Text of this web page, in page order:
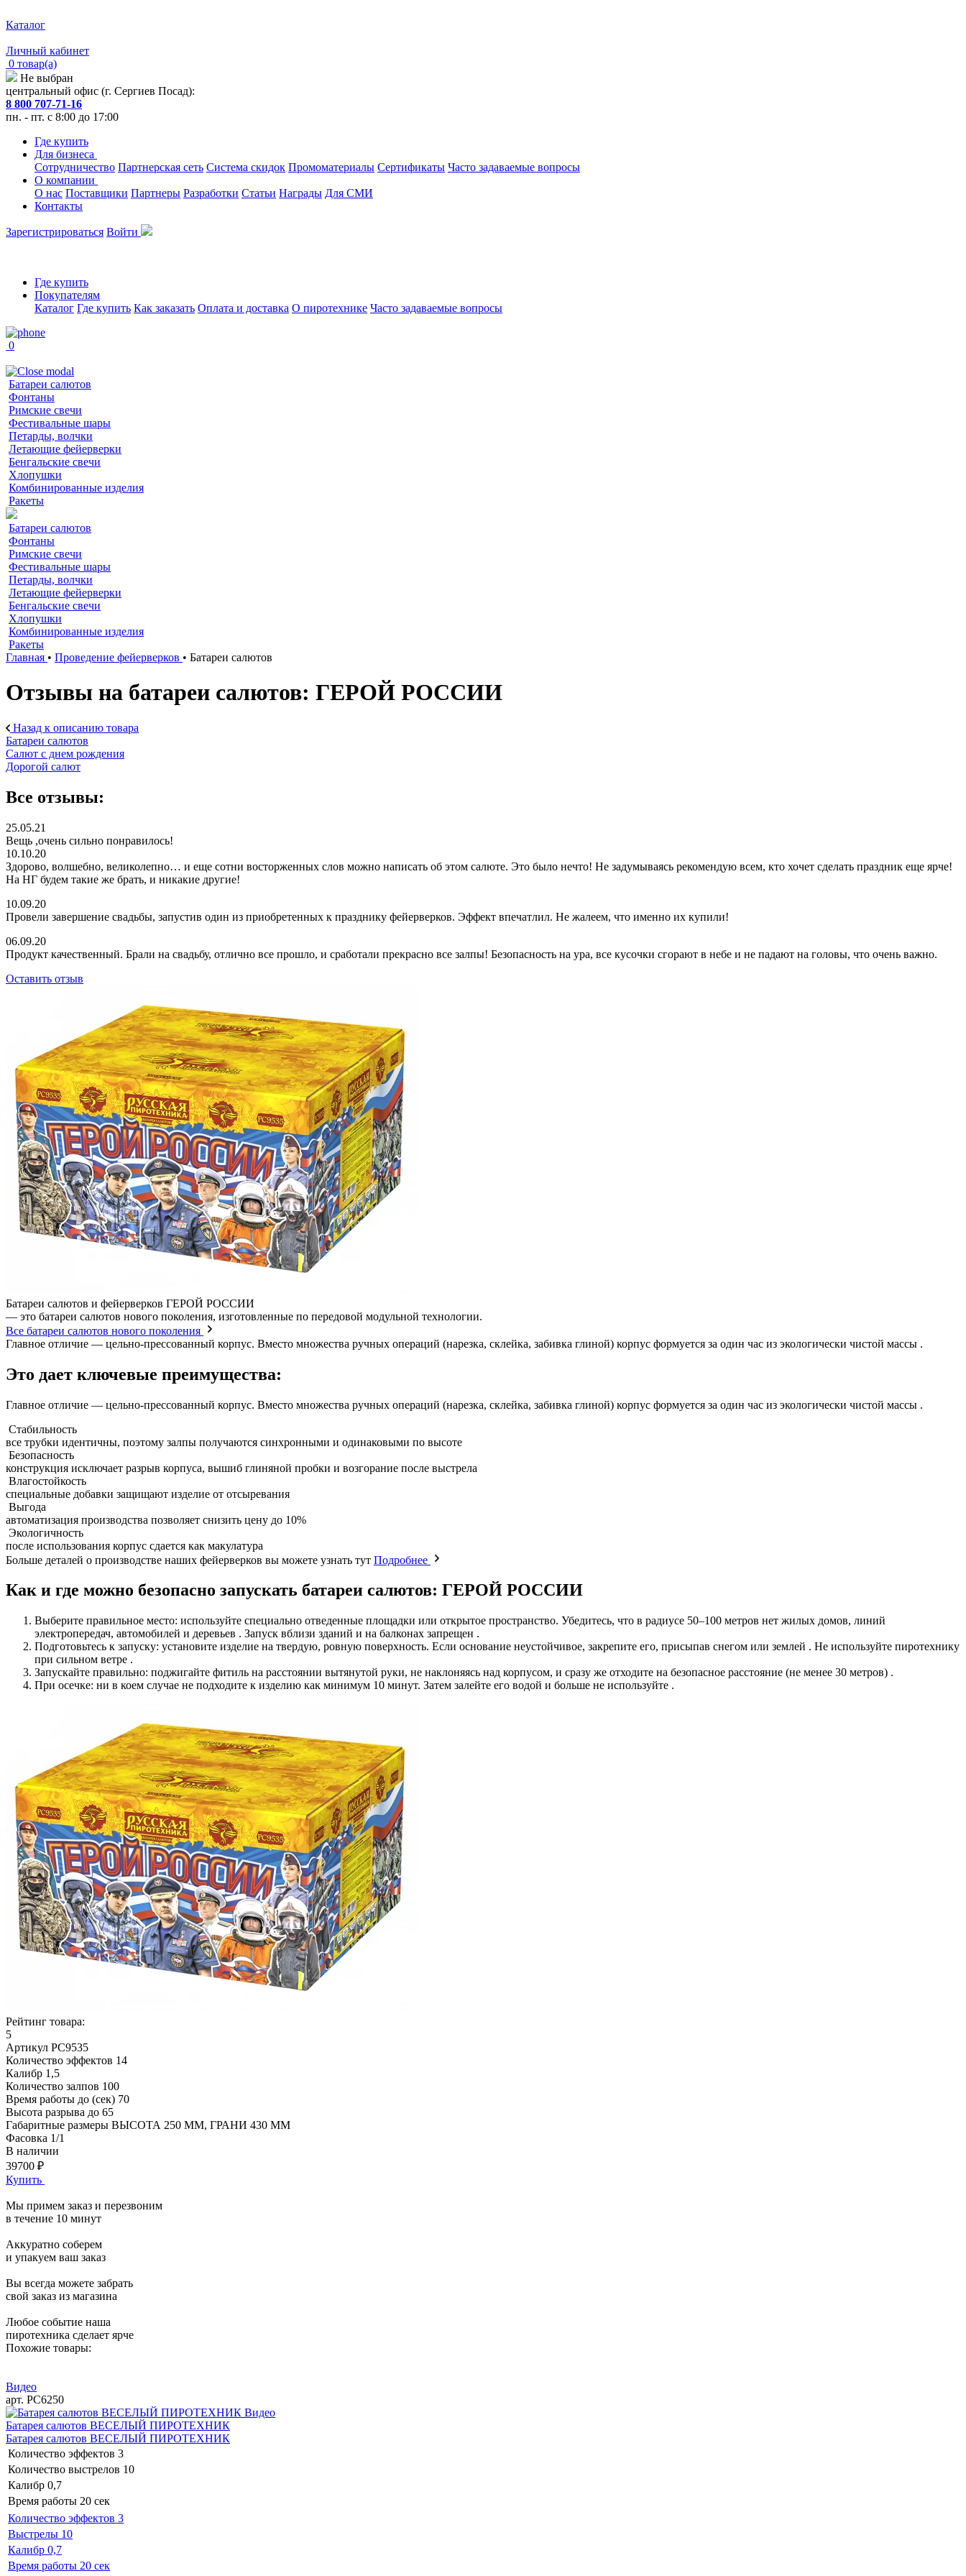
Каталог
Личный кабинет
0 товар(а)
Не выбран
центральный офис (г. Сергиев Посад):
8 800 707-71-16
пн. - пт. с 8:00 до 17:00
Где купить
Для бизнеса
Сотрудничество Партнерская сеть Система скидок Промоматериалы Сертификаты Часто задаваемые вопросы
О компании
О нас Поставщики Партнеры Разработки Статьи Награды Для СМИ
Контакты
Зарегистрироваться Войти
Где купить
Покупателям
Каталог Где купить Как заказать Оплата и доставка О пиротехнике Часто задаваемые вопросы
0
Батареи салютов
Фонтаны
Римские свечи
Фестивальные шары
Петарды, волчки
Летающие фейерверки
Бенгальские свечи
Хлопушки
Комбинированные изделия
Ракеты
Батареи салютов
Фонтаны
Римские свечи
Фестивальные шары
Петарды, волчки
Летающие фейерверки
Бенгальские свечи
Хлопушки
Комбинированные изделия
Ракеты
Главная • Проведение фейерверков • Батареи салютов
Отзывы на батареи салютов: ГЕРОЙ РОССИИ
Назад к описанию товара
Батареи салютов
Салют с днем рождения
Дорогой салют
Все отзывы:
25.05.21
Вещь ,очень сильно понравилось!
10.10.20
Здорово, волшебно, великолепно… и еще сотни восторженных слов можно написать об этом салюте. Это было нечто! Не задумываясь рекомендую всем, кто хочет сделать праздник еще ярче!
На НГ будем такие же брать, и никакие другие!
10.09.20
Провели завершение свадьбы, запустив один из приобретенных к празднику фейерверков. Эффект впечатлил. Не жалеем, что именно их купили!
06.09.20
Продукт качественный. Брали на свадьбу, отлично все прошло, и сработали прекрасно все залпы! Безопасность на ура, все кусочки сгорают в небе и не падают на головы, что очень важно.
Оставить отзыв
Батареи салютов и фейерверков ГЕРОЙ РОССИИ
— это батареи салютов нового поколения, изготовленные по передовой модульной технологии.
Все батареи салютов нового поколения
Главное отличие — цельно-прессованный корпус. Вместо множества ручных операций (нарезка, склейка, забивка глиной) корпус формуется за один час из экологически чистой массы .
Это дает ключевые преимущества:
Главное отличие — цельно-прессованный корпус. Вместо множества ручных операций (нарезка, склейка, забивка глиной) корпус формуется за один час из экологически чистой массы .
Стабильность
все трубки идентичны, поэтому залпы получаются синхронными и одинаковыми по высоте
Безопасность
конструкция исключает разрыв корпуса, вышиб глиняной пробки и возгорание после выстрела
Влагостойкость
специальные добавки защищают изделие от отсыревания
Выгода
автоматизация производства позволяет снизить цену до 10%
Экологичность
после использования корпус сдается как макулатура
Больше деталей о производстве наших фейерверков вы можете узнать тут Подробнее
Как и где можно безопасно запускать батареи салютов: ГЕРОЙ РОССИИ
Выберите правильное место: используйте специально отведенные площадки или открытое пространство. Убедитесь, что в радиусе 50–100 метров нет жилых домов, линий
электропередач, автомобилей и деревьев . Запуск вблизи зданий и на балконах запрещен .
Подготовьтесь к запуску: установите изделие на твердую, ровную поверхность. Если основание неустойчивое, закрепите его, присыпав снегом или землей . Не используйте пиротехнику
при сильном ветре .
Запускайте правильно: поджигайте фитиль на расстоянии вытянутой руки, не наклоняясь над корпусом, и сразу же отходите на безопасное расстояние (не менее 30 метров) .
При осечке: ни в коем случае не подходите к изделию как минимум 10 минут. Затем залейте его водой и больше не используйте .
Рейтинг товара:
5
Артикул РС9535
Количество эффектов 14
Калибр 1,5
Количество залпов 100
Время работы до (сек) 70
Высота разрыва до 65
Габаритные размеры ВЫСОТА 250 ММ, ГРАНИ 430 ММ
Фасовка 1/1
В наличии
39700 ₽
Купить
Мы примем заказ и перезвоним
в течение 10 минут
Аккуратно соберем
и упакуем ваш заказ
Вы всегда можете забрать
свой заказ из магазина
Любое событие наша
пиротехника сделает ярче
Похожие товары:
Видео
арт. РС6250
Видео
Батарея салютов ВЕСЕЛЫЙ ПИРОТЕХНИК
Батарея салютов ВЕСЕЛЫЙ ПИРОТЕХНИК
Количество эффектов 3
Количество выстрелов 10
Калибр 0,7
Время работы 20 сек
Количество эффектов 3
Выстрелы 10
Калибр 0,7
Время работы 20 сек